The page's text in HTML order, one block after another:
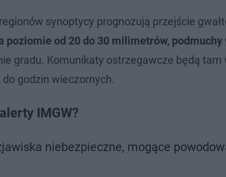
synoptycy prognozują przejście
poziomie od 20 do 30 milimetrów,
gradu. Komunikaty ostrzegawcze będą tam
do godzin wieczornych.
IMGW?
niebezpieczne, mogące